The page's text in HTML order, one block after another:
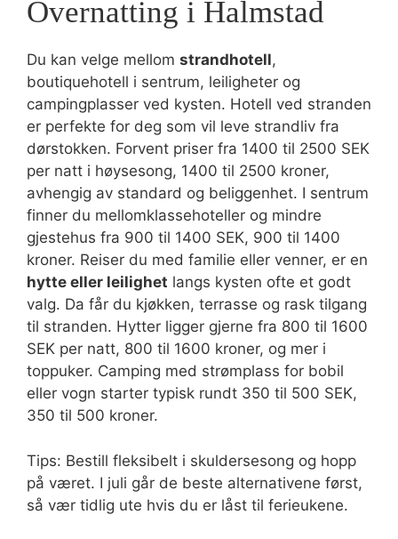
Overnatting i Halmstad
Du kan velge mellom strandhotell,
boutiquehotell i sentrum, leiligheter og
campingplasser ved kysten. Hotell ved stranden
er perfekte for deg som vil leve strandliv fra
dørstokken. Forvent priser fra 1400 til 2500 SEK
per natt i høysesong, 1400 til 2500 kroner,
avhengig av standard og beliggenhet. I sentrum
finner du mellomklassehoteller og mindre
gjestehus fra 900 til 1400 SEK, 900 til 1400
kroner. Reiser du med familie eller venner, er en
hytte eller leilighet langs kysten ofte et godt
valg. Da får du kjøkken, terrasse og rask tilgang
til stranden. Hytter ligger gjerne fra 800 til 1600
SEK per natt, 800 til 1600 kroner, og mer i
toppuker. Camping med strømplass for bobil
eller vogn starter typisk rundt 350 til 500 SEK,
350 til 500 kroner.
Tips: Bestill fleksibelt i skuldersesong og hopp
på været. I juli går de beste alternativene først,
så vær tidlig ute hvis du er låst til ferieukene.